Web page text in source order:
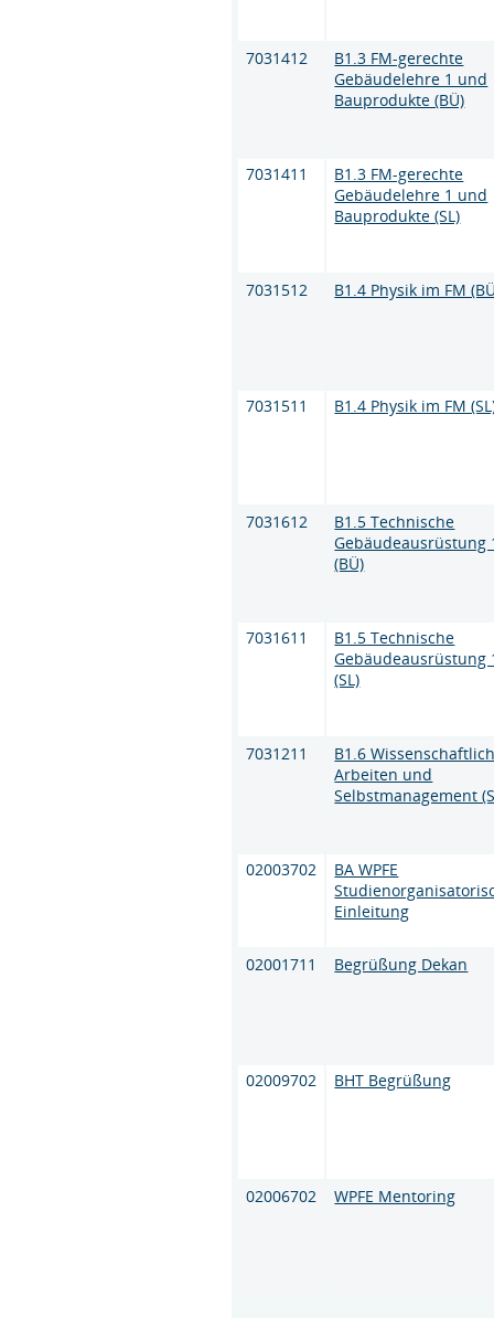
7031412
B1.3 FM-gerechte
Gebäudelehre 1 und
Bauprodukte (BÜ)
7031411
B1.3 FM-gerechte
Gebäudelehre 1 und
Bauprodukte (SL)
7031512 B1.4 Physik im FM
7031511 B1.4 Physik im FM
7031612
B1.5 Technische
Gebäudeausrüstung
(BÜ)
7031611
B1.5 Technische
Gebäudeausrüstung
(SL)
7031211
B1.6
Arbeiten und
Selbstmanagement
02003702
BA WPFE
Einleitung
02001711 Begrüßung Dekan
02009702 BHT Begrüßung
02006702 WPFE Mentoring